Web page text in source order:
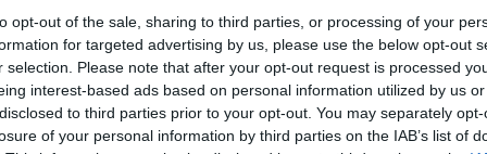
opt-out of the sale, sharing to third parties, or processing of your
for targeted advertising by us, please use the below opt-out
selection. Please note that after your opt-out request is processed
interest-based ads based on personal information utilized by us
to third parties prior to your opt-out. You may separately
of your personal information by third parties on the IAB’s list of
őket, és szakemberhez fordulsz,
tünetekre érdemes odafigyelned -